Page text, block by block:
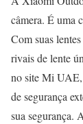
câmera. É uma
Com suas
rivais de lente
no site Mi UAE,
de segurança
sua segurança.